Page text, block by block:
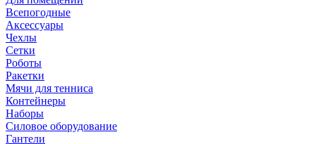
Всепогодные
Аксессуары
Чехлы
Сетки
Роботы
Ракетки
Мячи для тенниса
Контейнеры
Наборы
Силовое оборудование
Гантели